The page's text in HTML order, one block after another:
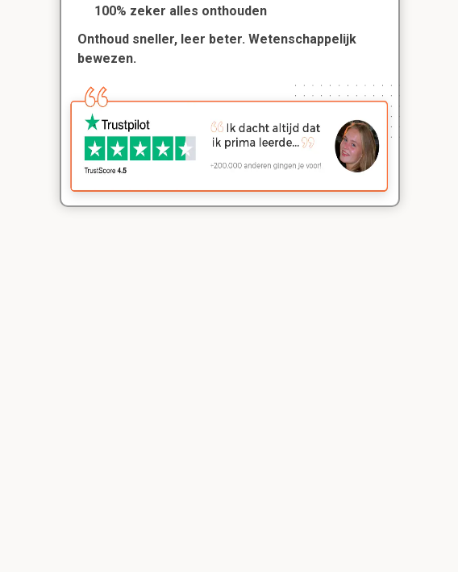
Sinds ik mijn
digitaal maak in
100% zeker alles onthouden
Onthoud sneller, leer beter. Wetenschappelijk
bewezen.